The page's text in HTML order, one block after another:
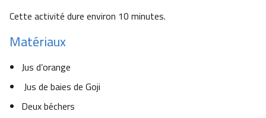
Cette activité dure environ 10 minutes.
Matériaux
Jus d’orange
Jus de baies de Goji
Deux béchers